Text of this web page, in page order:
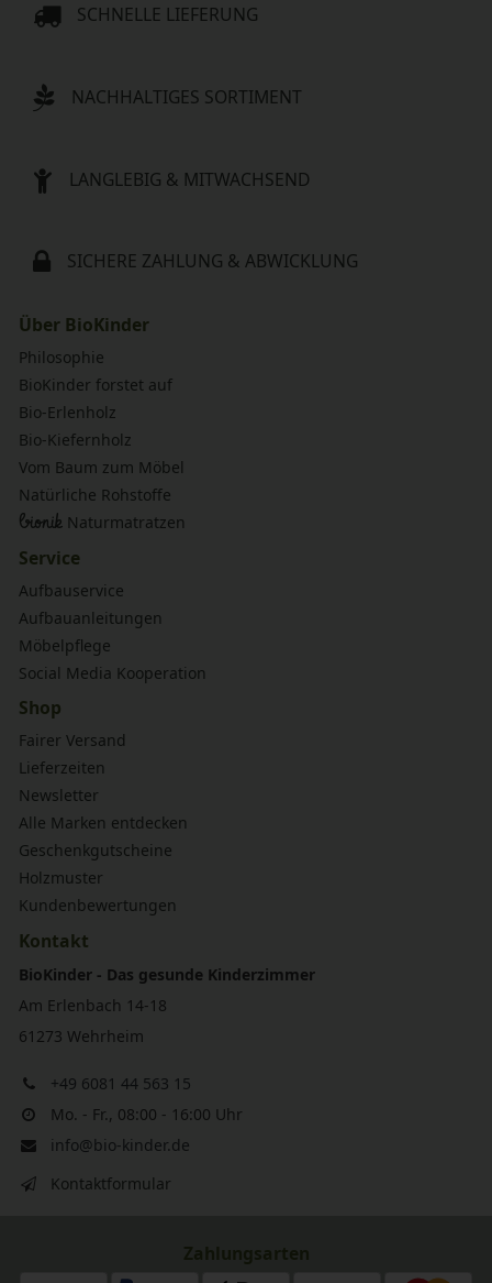
SCHNELLE LIEFERUNG
NACHHALTIGES SORTIMENT
LANGLEBIG & MITWACHSEND
SICHERE ZAHLUNG & ABWICKLUNG
Über BioKinder
Philosophie
BioKinder forstet auf
Bio-Erlenholz
Bio-Kiefernholz
Vom Baum zum Möbel
Natürliche Rohstoffe
bionik Naturmatratzen
Service
Aufbauservice
Aufbauanleitungen
Möbelpflege
Social Media Kooperation
Shop
Fairer Versand
Lieferzeiten
Newsletter
Alle Marken entdecken
Geschenkgutscheine
Holzmuster
Kundenbewertungen
Kontakt
BioKinder - Das gesunde Kinderzimmer
Am Erlenbach 14-18
61273 Wehrheim
+49 6081 44 563 15
Mo. - Fr., 08:00 - 16:00 Uhr
info@bio-kinder.de
Kontaktformular
Zahlungsarten